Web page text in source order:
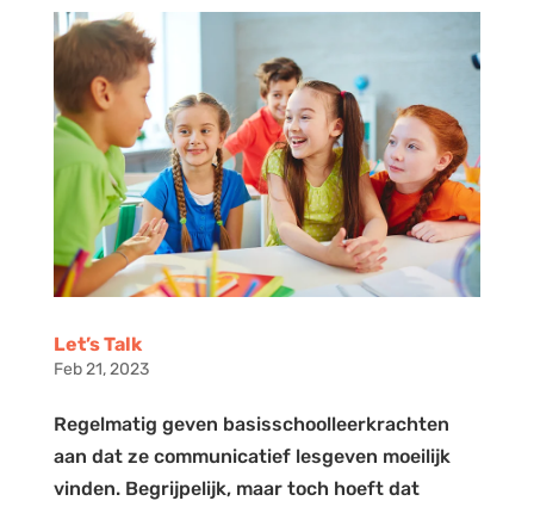
Let’s Talk
Feb 21, 2023
Regelmatig geven basisschoolleerkrachten
aan dat ze communicatief lesgeven moeilijk
vinden. Begrijpelijk, maar toch hoeft dat